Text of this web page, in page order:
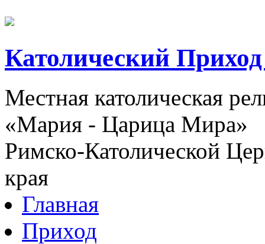
Католический
Местная католическая
«Мария - Царица Мира»
Римско-Католической
края
Главная
Приход